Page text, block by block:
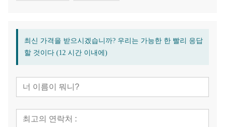
최신 가격을 받으시겠습니까? 우리는 가능한 한 빨리 응답
할 것이다 (12 시간 이내에)